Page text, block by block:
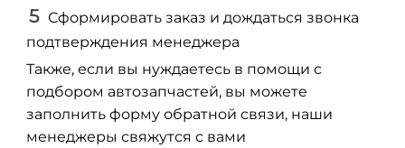
Сформировать заказ и дождаться звонка
подтверждения менеджера
Также, если вы нуждаетесь в помощи с
подбором автозапчастей, вы можете
заполнить форму обратной связи, наши
менеджеры свяжутся с вами